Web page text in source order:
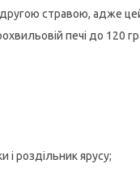
стравою, адже
печі до 120
роздільник ярусу;